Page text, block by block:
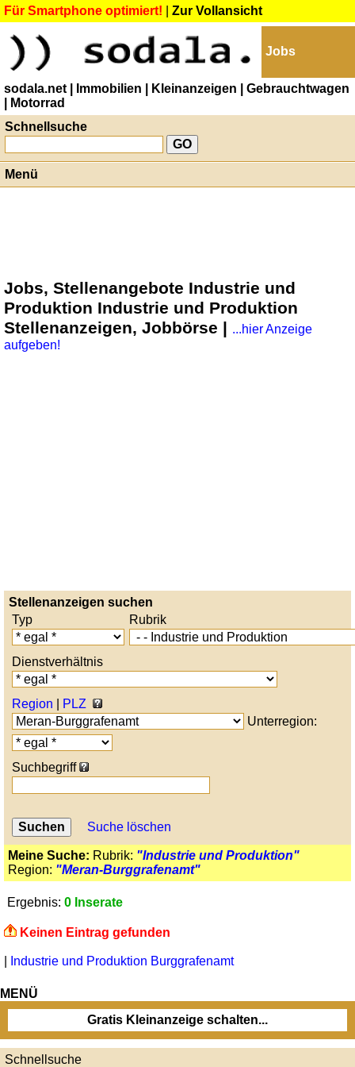
Für Smartphone optimiert! Zur Vollansicht
Jobs
sodala.net | Immobilien | Kleinanzeigen
| Gebrauchtwagen
| Motorrad
Schnellsuche
Menü
Jobs, Stellenangebote Industrie und
Produktion Industrie und Produktion
Stellenanzeigen, Jobbörse | ...hier Anzeige
aufgeben!
Stellenanzeigen suchen
Typ
Rubrik
Dienstverhältnis
Region
PLZ
Unterregion:
Suchbegriff
Suche löschen
Meine Suche: Rubrik: "Industrie und Produktion"
Region: "Meran-Burggrafenamt"
Ergebnis: 0 Inserate
Keinen Eintrag gefunden
Industrie und Produktion Burggrafenamt
MENÜ
Gratis Kleinanzeige schalten...
Schnellsuche